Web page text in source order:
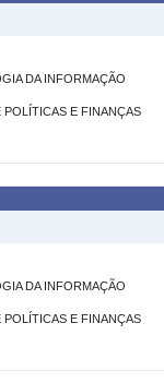
DA INFORMAÇÃO
POLÍTICAS E FINANÇAS
DA INFORMAÇÃO
POLÍTICAS E FINANÇAS